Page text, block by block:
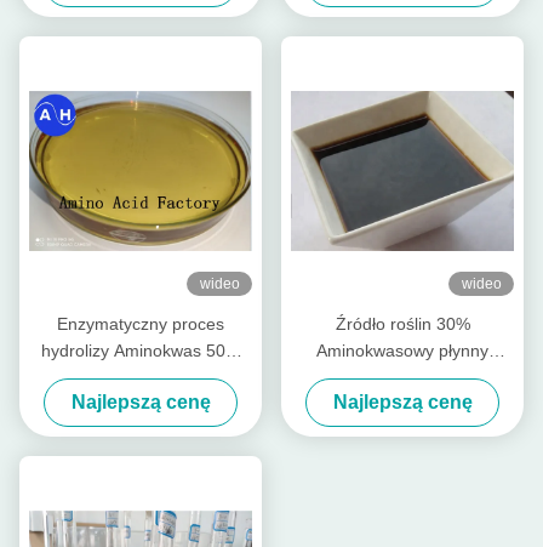
drzew owocowych
wideo
Enzymatyczny proces
hydrolizy Aminokwas 50%
Organiczny płynny nawóz
Najlepszą cenę
wideo
Źródło roślin 30%
Aminokwasowy płynny
nawóz Bezchlorowy
opakowanie 1L
Najlepszą cenę